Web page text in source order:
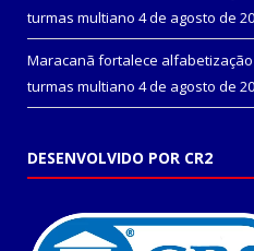
turmas multiano 4 de agosto de
Maracanã fortalece
turmas multiano 4 de agosto de
DESENVOLVIDO POR CR2